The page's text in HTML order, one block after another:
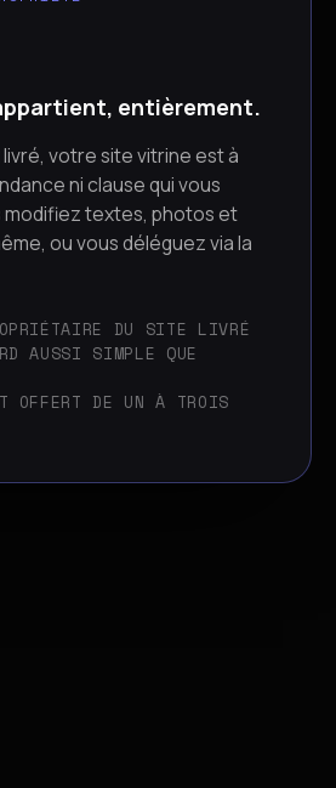
entièrement.
votre site vitrine est à
ni clause qui vous
modifiez textes, photos et
ou vous déléguez via la
DU SITE LIVRÉ
AUSSI SIMPLE QUE
OFFERT DE UN À TROIS